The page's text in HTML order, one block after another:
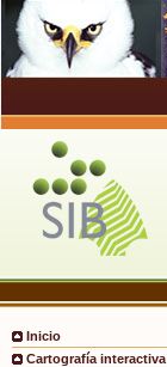
Inicio
Cartografía interactiva